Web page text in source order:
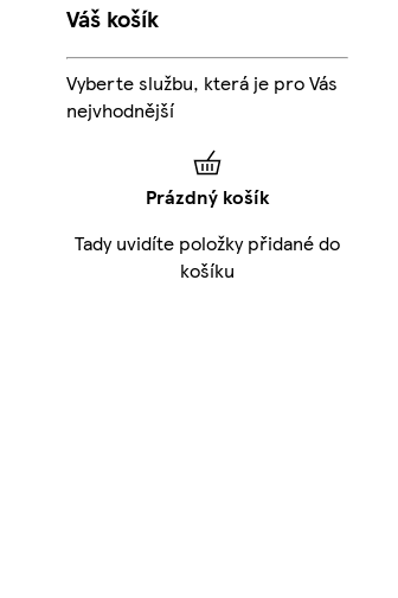
Váš košík
Vyberte službu, která je pro Vás
nejvhodnější
Prázdný košík
Tady uvidíte položky přidané do
košíku